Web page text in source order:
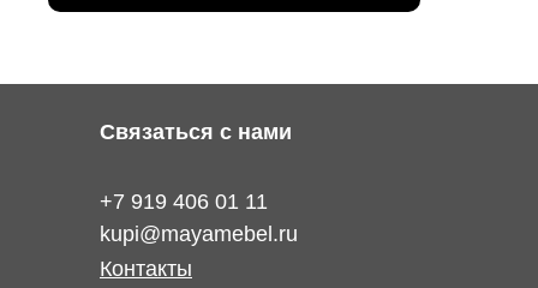
Связаться с нами
+7 919 406 01 11
kupi@mayamebel.ru
Контакты